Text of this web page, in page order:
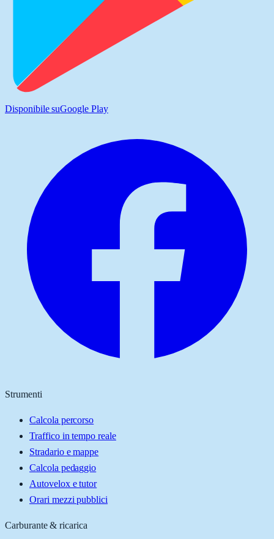
Disponibile suGoogle Play
Strumenti
Calcola percorso
Traffico in tempo reale
Stradario e mappe
Calcola pedaggio
Autovelox e tutor
Orari mezzi pubblici
Carburante & ricarica